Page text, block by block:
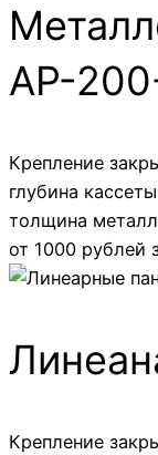
АР-
Крепление
глубина
толщина
от 1000 рублей
Крепление